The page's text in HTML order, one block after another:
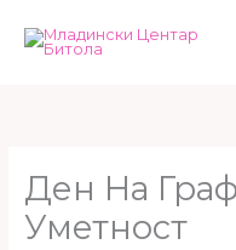
Ден На
Уметност